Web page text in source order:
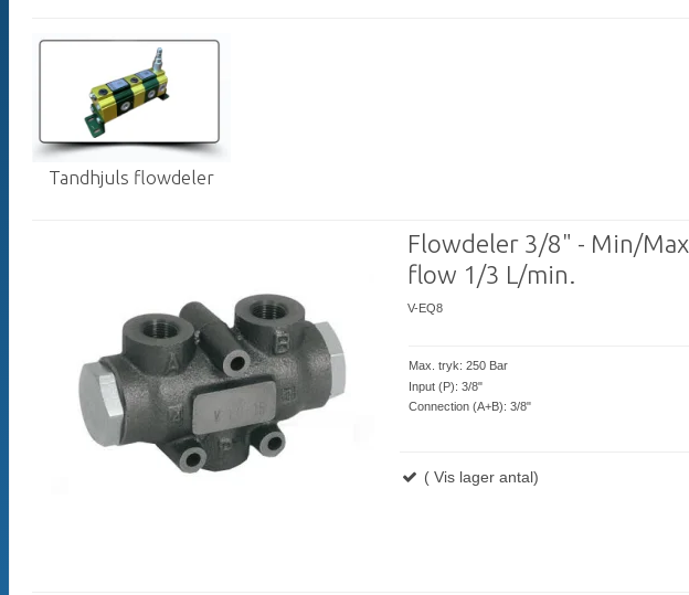
Tandhjuls flowdeler
Flowdeler 3/8" - Min/Max
flow 1/3 L/min.
V-EQ8
Max. tryk: 250 Bar
Input (P): 3/8"
Connection (A+B): 3/8"
( Vis lager antal)